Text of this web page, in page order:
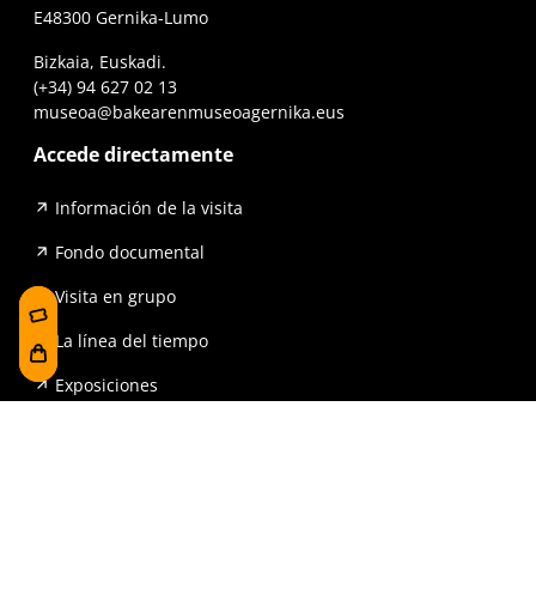
E48300 Gernika-Lumo
Bizkaia, Euskadi.
(+34) 94 627 02 13
museoa@bakearenmuseoagernika.eus
Accede directamente
Información de la visita
Fondo documental
Visita en grupo
La línea del tiempo
Exposiciones